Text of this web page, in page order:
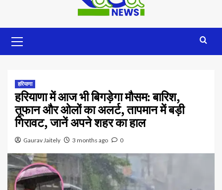
हरियाणा
हरियाणा में आज भी बिगड़ेगा मौसम: बारिश,
तूफान और ओलों का अलर्ट, तापमान में बड़ी
गिरावट, जानें अपने शहर का हाल
Gaurav Jaitely 3 months ago 0